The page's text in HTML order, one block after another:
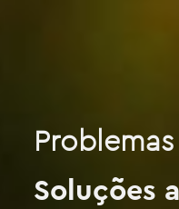
Soluções